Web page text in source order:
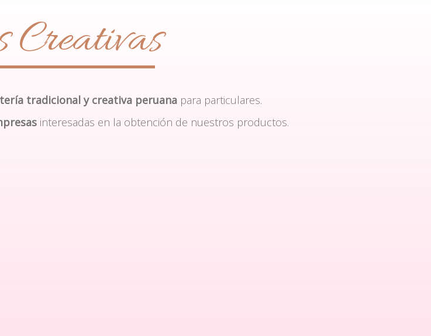
Creativas
tradicional y creativa peruana para particulares.
interesadas en la obtención de nuestros productos.